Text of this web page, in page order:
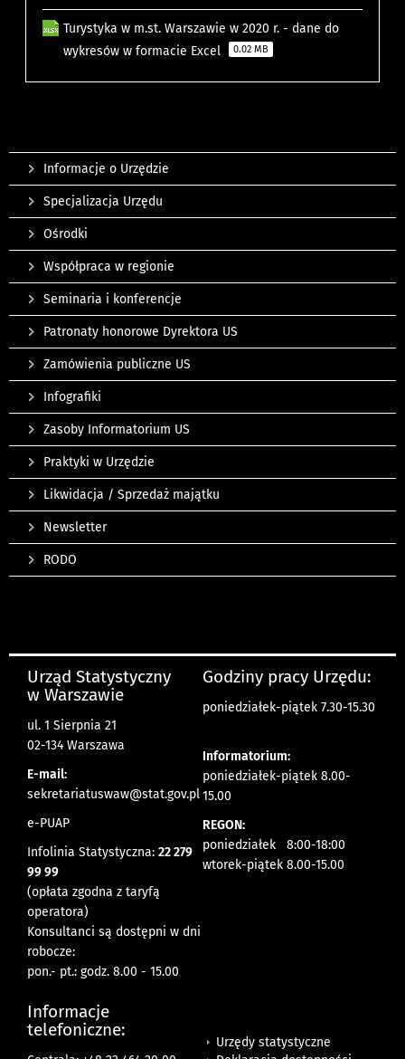
Turystyka w m.st. Warszawie w 2020 r. - dane do
wykresów w formacie Excel
0.02 MB
Informacje o Urzędzie
Specjalizacja Urzędu
Ośrodki
Współpraca w regionie
Seminaria i konferencje
Patronaty honorowe Dyrektora US
Zamówienia publiczne US
Infografiki
Zasoby Informatorium US
Praktyki w Urzędzie
Likwidacja / Sprzedaż majątku
Newsletter
RODO
Urząd Statystyczny
w Warszawie
ul. 1 Sierpnia 21
02-134 Warszawa
E-mail:
sekretariatuswaw@stat.gov.pl
e-PUAP
Infolinia Statystyczna: 22 279
99 99
(opłata zgodna z taryfą
operatora)
Konsultanci są dostępni w dni
robocze:
pon.- pt.: godz. 8.00 - 15.00
Godziny pracy Urzędu:
poniedziałek-piątek 7.30-15.30
Informatorium:
poniedziałek-piątek 8.00-
15.00
REGON:
poniedziałek 8:00-18:00
wtorek-piątek 8.00-15.00
Informacje
telefoniczne:
Urzędy statystyczne